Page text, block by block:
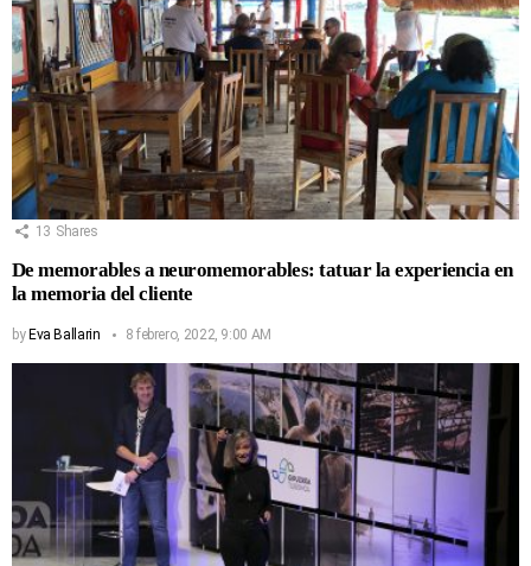
13 Shares
De memorables a neuromemorables: tatuar la experiencia en
la memoria del cliente
by Eva Ballarin 8 febrero, 2022, 9:00 AM